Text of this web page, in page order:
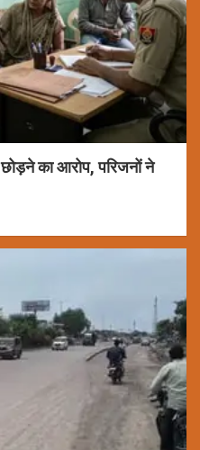
छोड़ने का आरोप, परिजनों ने